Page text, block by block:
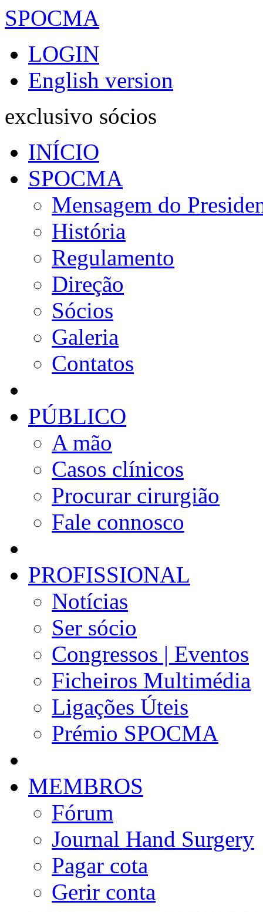
SPOCMA
LOGIN
English version
exclusivo sócios
INÍCIO
SPOCMA
Mensagem do
História
Regulamento
Direção
Sócios
Galeria
Contatos
PÚBLICO
A mão
Casos clínicos
Procurar cirurgião
Fale connosco
PROFISSIONAL
Notícias
Ser sócio
Congressos | Eventos
Ficheiros Multimédia
Ligações Úteis
Prémio SPOCMA
MEMBROS
Fórum
Journal Hand Surgery
Pagar cota
Gerir conta